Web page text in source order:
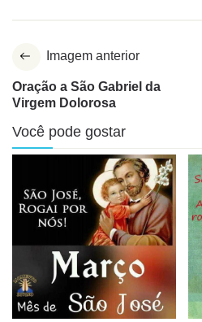
Imagem anterior
Oração a São Gabriel da
Virgem Dolorosa
Você pode gostar